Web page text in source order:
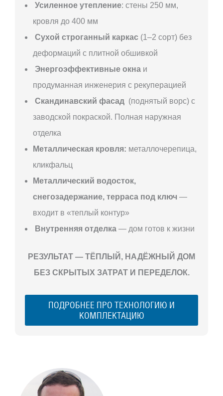
Усиленное утепление: стены 250 мм,
кровля до 400 мм
Сухой строганный каркас (1–2 сорт) без
деформаций с плитной обшивкой
Энергоэффективные окна и
продуманная инженерия с рекуперацией
Скандинавский фасад (поднятый ворс) с
заводской покраской. Полная наружная
отделка
Металлическая кровля: металлочерепица,
кликфальц
Металлический водосток,
снегозадержание, терраса под ключ —
входит в «теплый контур»
Внутренняя отделка — дом готов к жизни
РЕЗУЛЬТАТ — ТЁПЛЫЙ, НАДЁЖНЫЙ ДОМ
БЕЗ СКРЫТЫХ ЗАТРАТ И ПЕРЕДЕЛОК.
ПОДРОБНЕЕ ПРО ТЕХНОЛОГИЮ И
КОМПЛЕКТАЦИЮ